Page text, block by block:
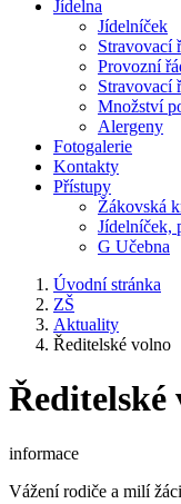
Jídelna
Jídelníček
Stravovací
Provozní
Stravovací
Množství
Alergeny
Fotogalerie
Kontakty
Přístupy
Žákovská
Jídelníček,
G Učebna
Úvodní stránka
ZŠ
Aktuality
Ředitelské volno
Ředitelské
informace
Vážení rodiče a milí